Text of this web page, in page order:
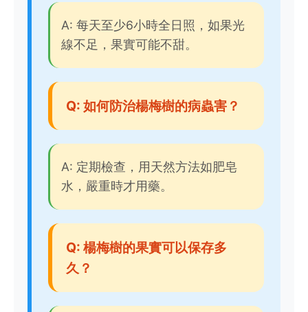
A: 每天至少6小時全日照，如果光
線不足，果實可能不甜。
Q: 如何防治楊梅樹的病蟲害？
A: 定期檢查，用天然方法如肥皂
水，嚴重時才用藥。
Q: 楊梅樹的果實可以保存多
久？